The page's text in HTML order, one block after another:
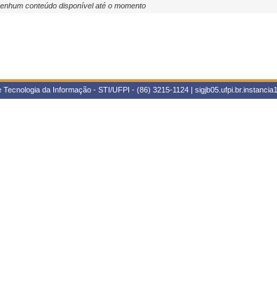
conteúdo disponível até o momento
Tecnologia da Informação - STI/UFPI - (86) 3215-1124 | sigjb05.ufpi.br.instancia1